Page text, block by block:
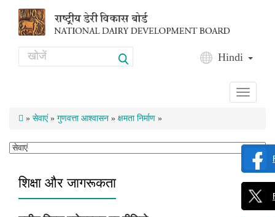
Search Hindi
Toggle
» सेवाएं» गुणवत्ता आश्वासन » क्षमता निर्माण »
शिक्षा और जागरूकता